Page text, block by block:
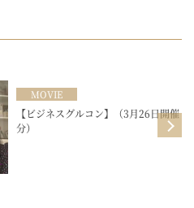
MOVIE
【ビジネスグルコン】（3月26日開催
分）